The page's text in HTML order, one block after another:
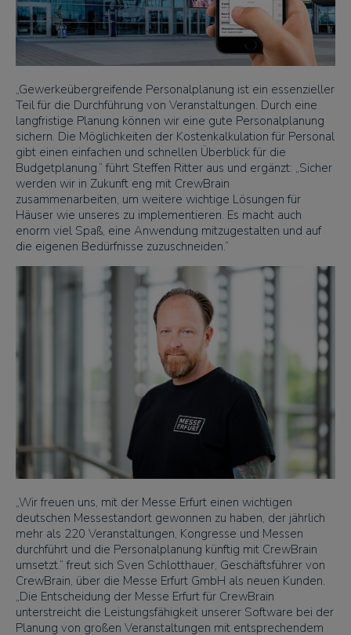
„Gewerkeübergreifende Personalplanung ist ein essenzieller
Teil für die Durchführung von Veranstaltungen. Durch eine
langfristige Planung können wir eine gute Personalplanung
sichern. Die Möglichkeiten der Kostenkalkulation für Personal
gibt einen einfachen und schnellen Überblick für die
Budgetplanung.“ führt Steffen Ritter aus und ergänzt: „Sicher
werden wir in Zukunft eng mit CrewBrain
zusammenarbeiten, um weitere wichtige Lösungen für
Häuser wie unseres zu implementieren. Es macht auch
enorm viel Spaß, eine Anwendung mitzugestalten und auf
die eigenen Bedürfnisse zuzuschneiden.“
„Wir freuen uns, mit der Messe Erfurt einen wichtigen
deutschen Messestandort gewonnen zu haben, der jährlich
mehr als 220 Veranstaltungen, Kongresse und Messen
durchführt und die Personalplanung künftig mit CrewBrain
umsetzt.“ freut sich Sven Schlotthauer, Geschäftsführer von
CrewBrain, über die Messe Erfurt GmbH als neuen Kunden.
„Die Entscheidung der Messe Erfurt für CrewBrain
unterstreicht die Leistungsfähigkeit unserer Software bei der
Planung von großen Veranstaltungen mit entsprechendem